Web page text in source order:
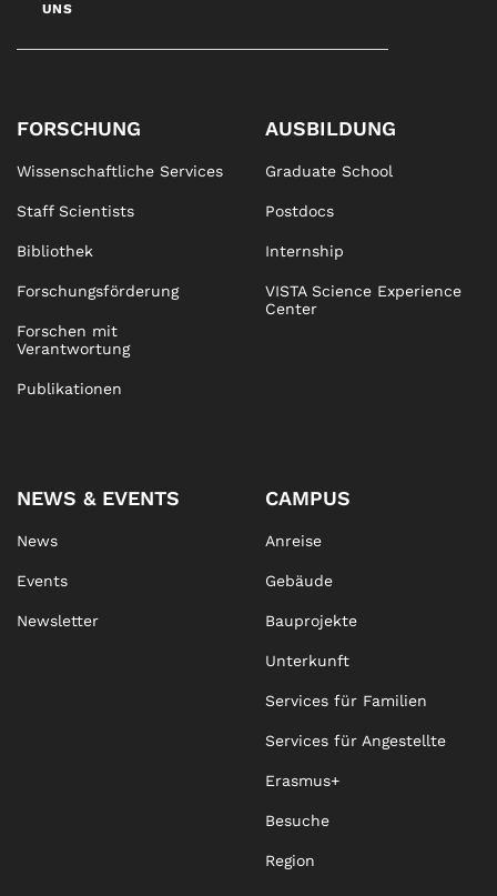
UNS
FORSCHUNG
Wissenschaftliche Services
Staff Scientists
Bibliothek
Forschungsförderung
Forschen mit
Verantwortung
Publikationen
AUSBILDUNG
Graduate School
Postdocs
Internship
VISTA Science Experience
Center
NEWS & EVENTS
News
Events
Newsletter
CAMPUS
Anreise
Gebäude
Bauprojekte
Unterkunft
Services für Familien
Services für Angestellte
Erasmus+
Besuche
Region